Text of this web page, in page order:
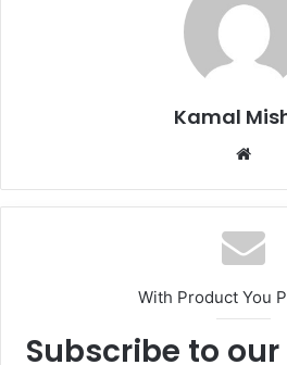
Kamal
With Product You
Subscribe to